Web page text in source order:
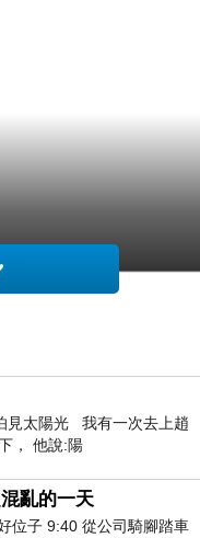
見太陽光 我有一次去上趙
， 他說:陽
亂的一天
位子 9:40 從公司騎腳踏車